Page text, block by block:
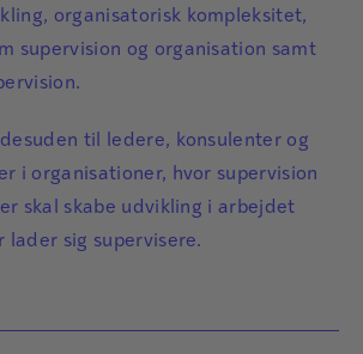
organisatorisk kompleksitet,
supervision og organisation samt
til ledere, konsulenter og
i organisationer, hvor supervision
skal skabe udvikling i arbejdet
lader sig supervisere.